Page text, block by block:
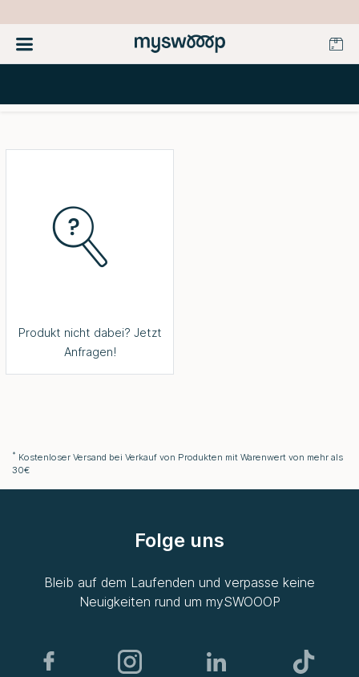
Produkt nicht dabei? Jetzt
Anfragen!
* Kostenloser Versand bei Verkauf von Produkten mit Warenwert von mehr als
30€
Folge uns
Bleib auf dem Laufenden und verpasse keine
Neuigkeiten rund um mySWOOOP